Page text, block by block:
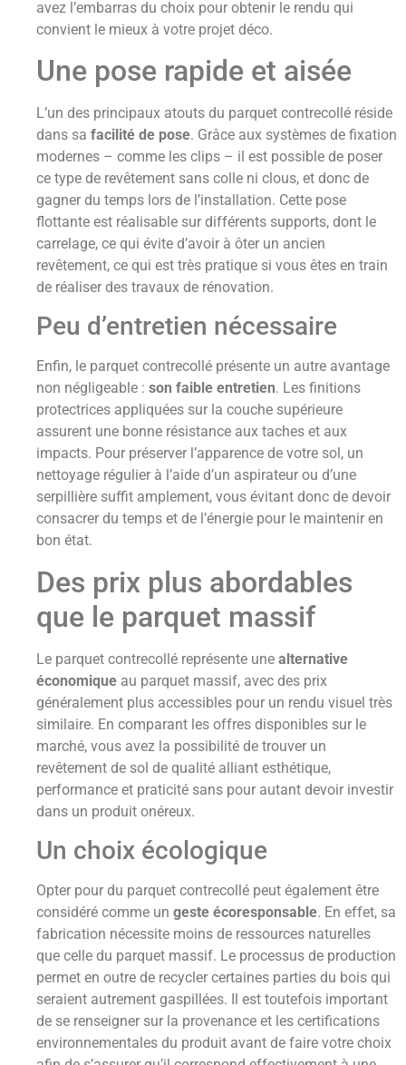
avez l’embarras du choix pour obtenir le rendu qui
convient le mieux à votre projet déco.
Une pose rapide et aisée
L’un des principaux atouts du parquet contrecollé réside
dans sa facilité de pose. Grâce aux systèmes de fixation
modernes – comme les clips – il est possible de poser
ce type de revêtement sans colle ni clous, et donc de
gagner du temps lors de l’installation. Cette pose
flottante est réalisable sur différents supports, dont le
carrelage, ce qui évite d’avoir à ôter un ancien
revêtement, ce qui est très pratique si vous êtes en train
de réaliser des travaux de rénovation.
Peu d’entretien nécessaire
Enfin, le parquet contrecollé présente un autre avantage
non négligeable : son faible entretien. Les finitions
protectrices appliquées sur la couche supérieure
assurent une bonne résistance aux taches et aux
impacts. Pour préserver l’apparence de votre sol, un
nettoyage régulier à l’aide d’un aspirateur ou d’une
serpillière suffit amplement, vous évitant donc de devoir
consacrer du temps et de l’énergie pour le maintenir en
bon état.
Des prix plus abordables
que le parquet massif
Le parquet contrecollé représente une alternative
économique au parquet massif, avec des prix
généralement plus accessibles pour un rendu visuel très
similaire. En comparant les offres disponibles sur le
marché, vous avez la possibilité de trouver un
revêtement de sol de qualité alliant esthétique,
performance et praticité sans pour autant devoir investir
dans un produit onéreux.
Un choix écologique
Opter pour du parquet contrecollé peut également être
considéré comme un geste écoresponsable. En effet, sa
fabrication nécessite moins de ressources naturelles
que celle du parquet massif. Le processus de production
permet en outre de recycler certaines parties du bois qui
seraient autrement gaspillées. Il est toutefois important
de se renseigner sur la provenance et les certifications
environnementales du produit avant de faire votre choix